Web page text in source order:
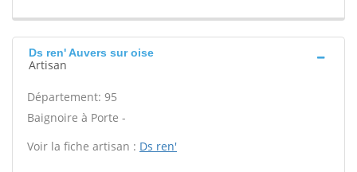
Ds ren' Auvers sur oise
Artisan
Département: 95
Baignoire à Porte -
Voir la fiche artisan : Ds ren'